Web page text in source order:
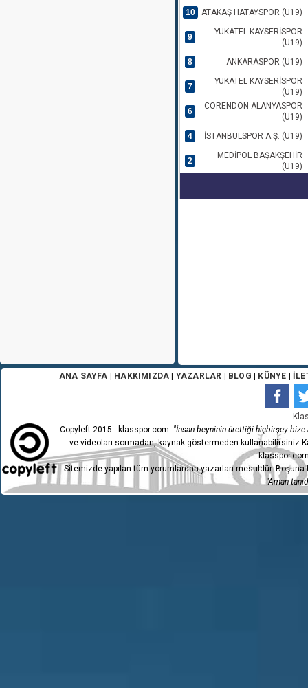
10
ATAKAŞ HATAYSPOR (U19)
9
YUKATEL KAYSERİSPOR
(U19)
8
ANKARASPOR (U19)
7
YUKATEL KAYSERİSPOR
(U19)
6
CORENDON ALANYASPOR
(U19)
4
İSTANBULSPOR A.Ş. (U19)
2
MEDİPOL BAŞAKŞEHİR
(U19)
ANA SAYFA HAKKIMIZDA YAZARLAR BLOG KÜNYE
Copyleft 2015 - klasspor.com. "İnsan beyninin ürettiği hiçbirşey bize
ve videoları sormadan, kaynak göstermeden
Sitemizde yapılan tüm yorumlardan yazarları mesuldür.
"Aman